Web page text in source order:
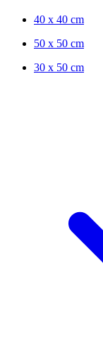
40 x 40 cm
50 x 50 cm
30 x 50 cm